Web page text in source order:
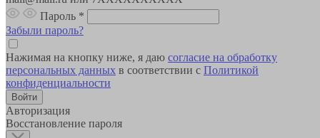
Пароль *
Забыли пароль?
Нажимая на кнопку ниже, я даю согласие на обработку
персональных данных в соответствии с Политикой
конфиденциальности
Авторизация
Восстановление пароля